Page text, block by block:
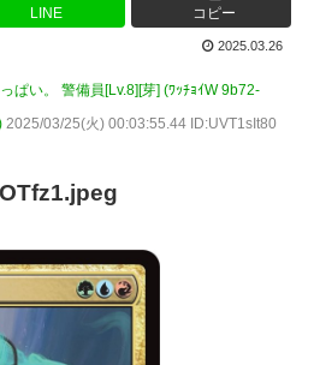
LINE コピー
2025.03.26
ぱい。 警備員[Lv.8][芽] (ﾜｯﾁｮｲW 9b72-
2025/03/25(火) 00:03:55.44 ID:UVT1sIt80